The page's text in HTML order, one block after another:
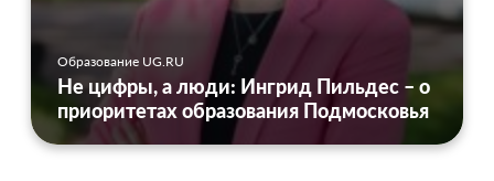
Образование UG.RU
Не цифры, а люди: Ингрид Пильдес – о
приоритетах образования Подмосковья